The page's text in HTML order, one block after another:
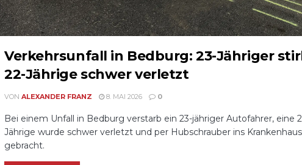
Verkehrsunfall in Bedburg: 23-Jähriger
22-Jährige schwer verletzt
VON ALEXANDER FRANZ 8. MAI 2026 0
Bei einem Unfall in Bedburg verstarb ein 23-jähriger Autofahrer, eine
Jährige wurde schwer verletzt und per Hubschrauber ins Krankenhaus
gebracht.